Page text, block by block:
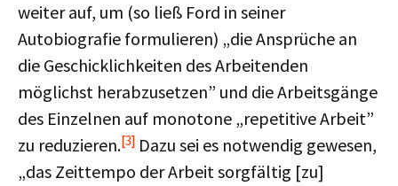
weiter auf, um (so ließ Ford in seiner
Autobiografie formulieren) „die Ansprüche an
die Geschicklichkeiten des Arbeitenden
möglichst herabzusetzen” und die Arbeitsgänge
des Einzelnen auf monotone „repetitive Arbeit”
zu reduzieren.[3] Dazu sei es notwendig gewesen,
„das Zeittempo der Arbeit sorgfältig [zu]